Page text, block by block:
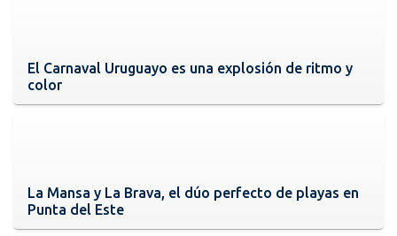
El Carnaval Uruguayo es una explosión de ritmo y
color
La Mansa y La Brava, el dúo perfecto de playas en
Punta del Este